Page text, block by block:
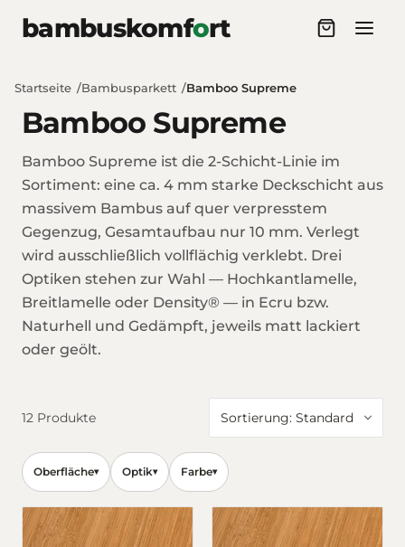
bambuskomfort
Startseite Bambusparkett Bamboo Supreme
Bamboo Supreme
Bamboo Supreme ist die 2-Schicht-Linie im
Sortiment: eine ca. 4 mm starke Deckschicht aus
massivem Bambus auf quer verpresstem
Gegenzug, Gesamtaufbau nur 10 mm. Verlegt
wird ausschließlich vollflächig verklebt. Drei
Optiken stehen zur Wahl — Hochkantlamelle,
Breitlamelle oder Density® — in Ecru bzw.
Naturhell und Gedämpft, jeweils matt lackiert
oder geölt.
Produkte
12 Produkte
Oberfläche▾ Optik▾ Farbe▾